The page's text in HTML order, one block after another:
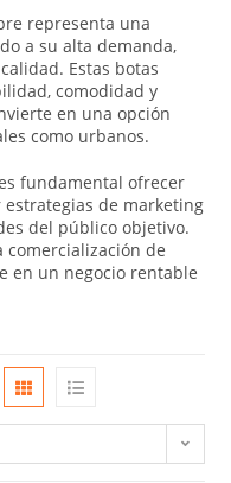
representa una
a su alta demanda,
Estas botas
comodidad y
en una opción
como urbanos.
fundamental ofrecer
de marketing
del público objetivo.
comercialización de
en un negocio rentable